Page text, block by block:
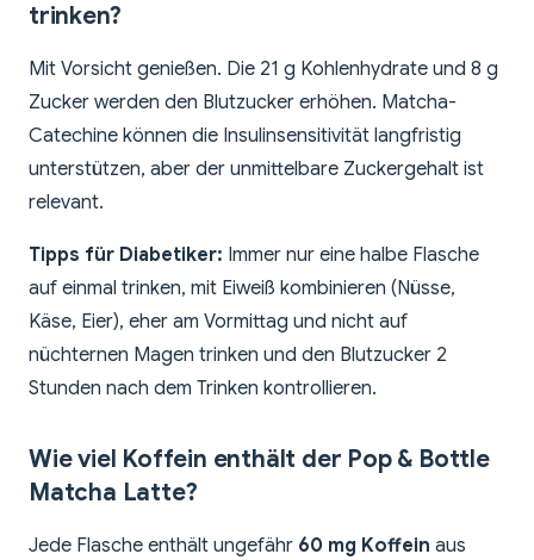
trinken?
Mit Vorsicht genießen. Die 21 g Kohlenhydrate und 8 g
Zucker werden den Blutzucker erhöhen. Matcha-
Catechine können die Insulinsensitivität langfristig
unterstützen, aber der unmittelbare Zuckergehalt ist
relevant.
Tipps für Diabetiker: Immer nur eine halbe Flasche
auf einmal trinken, mit Eiweiß kombinieren (Nüsse,
Käse, Eier), eher am Vormittag und nicht auf
nüchternen Magen trinken und den Blutzucker 2
Stunden nach dem Trinken kontrollieren.
Wie viel Koffein enthält der Pop & Bottle
Matcha Latte?
Jede Flasche enthält ungefähr 60 mg Koffein aus